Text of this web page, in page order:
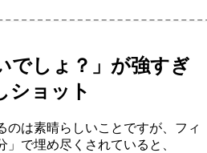
でしょ？」が強すぎ
ショット
のは素晴らしいことですが、フィ
で埋め尽くされていると、